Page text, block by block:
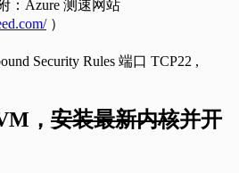
：Azure 测速网站
）
Security Rules 端口 TCP22 ,
， 安装最新内核并开